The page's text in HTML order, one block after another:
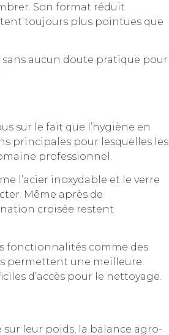
Son format réduit
toujours plus pointues que
sans aucun doute pratique pour
sur le fait que l’hygiène en
principales pour lesquelles les
professionnel.
l’acier inoxydable et le verre
Même après de
croisée restent
fonctionnalités comme des
permettent une meilleure
d’accès pour le nettoyage.
leur poids, la balance agro-